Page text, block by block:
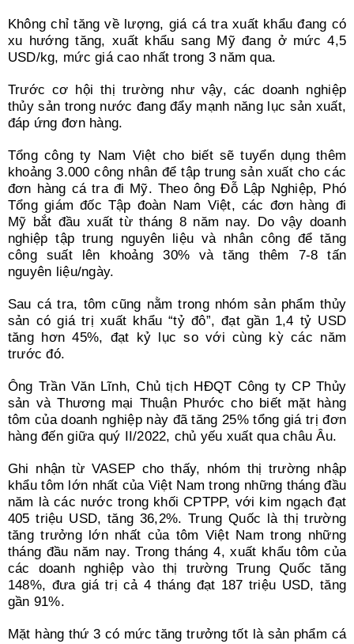
Không chỉ tăng về lượng, giá cá tra xuất khẩu đang có
xu hướng tăng, xuất khẩu sang Mỹ đang ở mức 4,5
USD/kg, mức giá cao nhất trong 3 năm qua.
Trước cơ hội thị trường như vậy, các doanh nghiệp
thủy sản trong nước đang đẩy mạnh năng lục sản xuất,
đáp ứng đơn hàng.
Tổng công ty Nam Việt cho biết sẽ tuyển dụng thêm
khoảng 3.000 công nhân để tập trung sản xuất cho các
đơn hàng cá tra đi Mỹ. Theo ông Đỗ Lập Nghiệp, Phó
Tổng giám đốc Tập đoàn Nam Việt, các đơn hàng đi
Mỹ bắt đầu xuất từ tháng 8 năm nay. Do vậy doanh
nghiệp tập trung nguyên liệu và nhân công để tăng
công suất lên khoảng 30% và tăng thêm 7-8 tấn
nguyên liệu/ngày.
Sau cá tra, tôm cũng nằm trong nhóm sản phẩm thủy
sản có giá trị xuất khẩu “tỷ đô”, đạt gần 1,4 tỷ USD
tăng hơn 45%, đạt kỷ lục so với cùng kỳ các năm
trước đó.
Ông Trần Văn Lĩnh, Chủ tịch HĐQT Công ty CP Thủy
sản và Thương mại Thuận Phước cho biết mặt hàng
tôm của doanh nghiệp này đã tăng 25% tổng giá trị đơn
hàng đến giữa quý II/2022, chủ yếu xuất qua châu Âu.
Ghi nhận từ VASEP cho thấy, nhóm thị trường nhập
khẩu tôm lớn nhất của Việt Nam trong những tháng đầu
năm là các nước trong khối CPTPP, với kim ngạch đạt
405 triệu USD, tăng 36,2%. Trung Quốc là thị trường
tăng trưởng lớn nhất của tôm Việt Nam trong những
tháng đầu năm nay. Trong tháng 4, xuất khẩu tôm của
các doanh nghiệp vào thị trường Trung Quốc tăng
148%, đưa giá trị cả 4 tháng đạt 187 triệu USD, tăng
gần 91%.
Mặt hàng thứ 3 có mức tăng trưởng tốt là sản phẩm cá